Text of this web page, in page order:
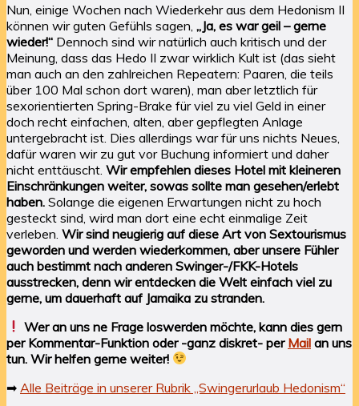
Nun, einige Wochen nach Wiederkehr aus dem Hedonism II
können wir guten Gefühls sagen, „Ja, es war geil – gerne
wieder!“ Dennoch sind wir natürlich auch kritisch und der
Meinung, dass das Hedo II zwar wirklich Kult ist (das sieht
man auch an den zahlreichen Repeatern: Paaren, die teils
über 100 Mal schon dort waren), man aber letztlich für
sexorientierten Spring-Brake für viel zu viel Geld in einer
doch recht einfachen, alten, aber gepflegten Anlage
untergebracht ist. Dies allerdings war für uns nichts Neues,
dafür waren wir zu gut vor Buchung informiert und daher
nicht enttäuscht. Wir empfehlen dieses Hotel mit kleineren
Einschränkungen weiter, sowas sollte man gesehen/erlebt
haben. Solange die eigenen Erwartungen nicht zu hoch
gesteckt sind, wird man dort eine echt einmalige Zeit
verleben. Wir sind neugierig auf diese Art von Sextourismus
geworden und werden wiederkommen, aber unsere Fühler
auch bestimmt nach anderen Swinger-/FKK-Hotels
ausstrecken, denn wir entdecken die Welt einfach viel zu
gerne, um dauerhaft auf Jamaika zu stranden.
Wer an uns ne Frage loswerden möchte, kann dies gern
per Kommentar-Funktion oder -ganz diskret- per Mail an uns
tun. Wir helfen gerne weiter!
➡ Alle Beiträge in unserer Rubrik „Swingerurlaub Hedonism“